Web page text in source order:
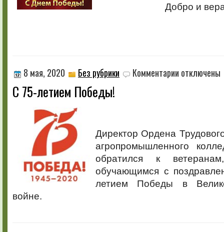
Добро и
8 мая, 2020 Без рубрики Комментарии записи
отключены
C 75-летием Победы!
Директор Ордена
агропромышленного
обратился к
обучающимся с
летием Победы в
войне.